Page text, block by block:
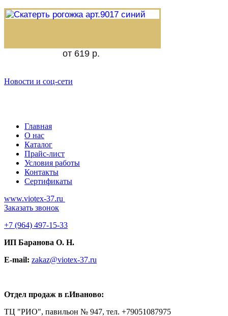
от 619 р.
Новости и соц-сети
Главная
О нас
Каталог
Прайс-лист
Условия работы
Контакты
Сертификаты
www.viotex-37.ru
Заказать звонок
+7 (964) 497-15-33
ИП Баранова О. Н.
E-mail: zakaz@viotex-37.ru
Отдел продаж в г.Иваново:
ТЦ "РИО", павильон № 947, тел. +79051087975